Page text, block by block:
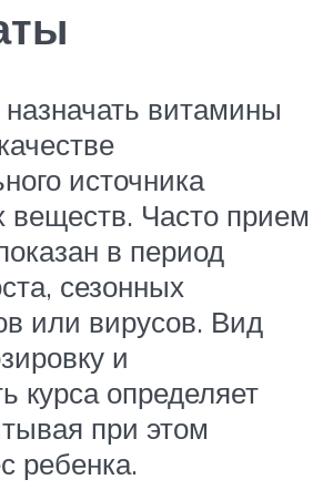
витамины
источника
веществ. Часто прием
в период
сезонных
или вирусов. Вид
и
курса определяет
при этом
ребенка.